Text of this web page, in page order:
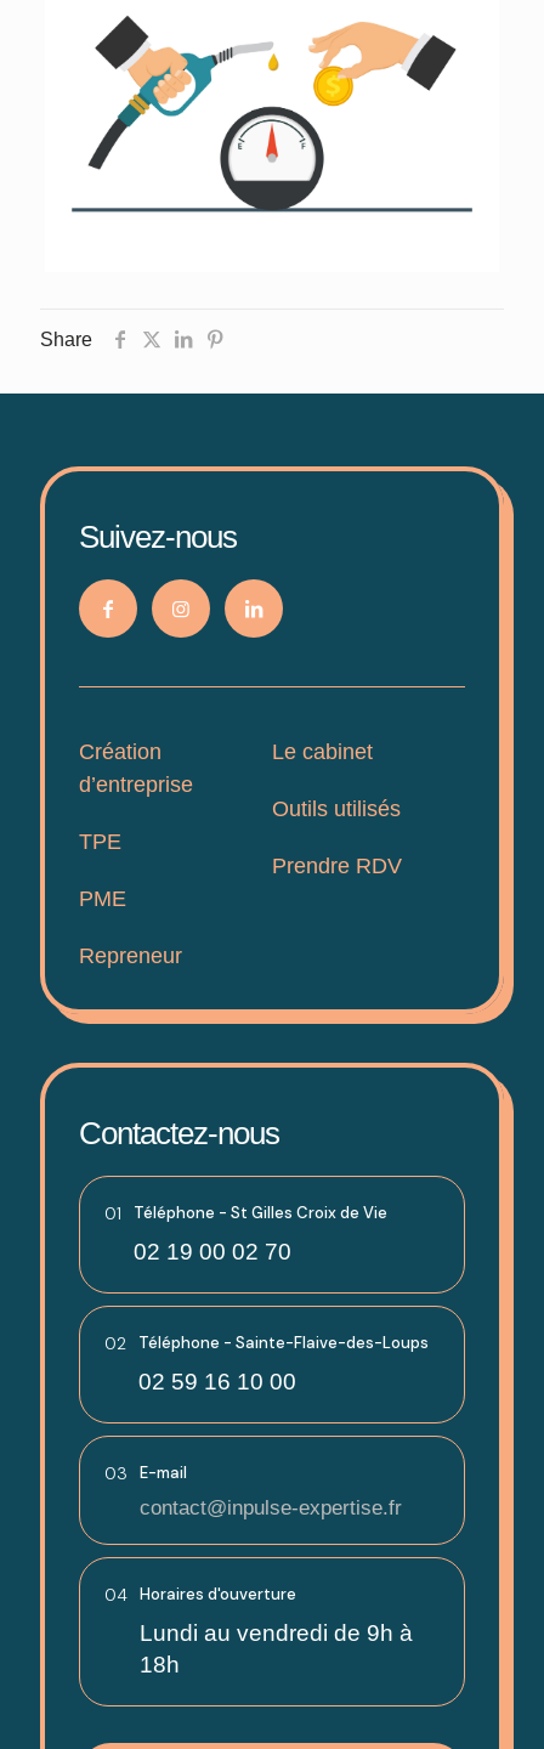
Share
Suivez-nous
Création
d’entreprise
TPE
PME
Repreneur
Le cabinet
Outils utilisés
Prendre RDV
Contactez-nous
01 Téléphone - St Gilles Croix de Vie
02 19 00 02 70
02 Téléphone - Sainte-Flaive-des-Loups
02 59 16 10 00
03 E-mail
contact@inpulse-expertise.fr
04 Horaires d'ouverture
Lundi au vendredi de 9h à
18h